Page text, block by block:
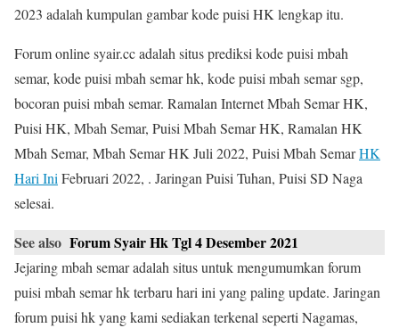
2023 adalah kumpulan gambar kode puisi HK lengkap itu.
Forum online syair.cc adalah situs prediksi kode puisi mbah
semar, kode puisi mbah semar hk, kode puisi mbah semar sgp,
bocoran puisi mbah semar. Ramalan Internet Mbah Semar HK,
Puisi HK, Mbah Semar, Puisi Mbah Semar HK, Ramalan HK
Mbah Semar, Mbah Semar HK Juli 2022, Puisi Mbah SemarHK
Hari IniFebruari 2022, . Jaringan Puisi Tuhan, Puisi SD Naga
selesai.
See also Forum Syair Hk Tgl 4 Desember 2021
Jejaring mbah semar adalah situs untuk mengumumkan forum
puisi mbah semar hk terbaru hari ini yang paling update. Jaringan
forum puisi hk yang kami sediakan terkenal seperti Nagamas,